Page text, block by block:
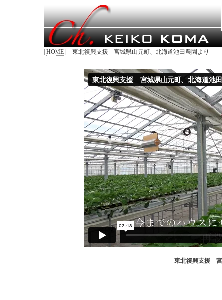
HOME| 東北復興支援 宮城県山元町、北海道池田農園より
東北復興支援 宮